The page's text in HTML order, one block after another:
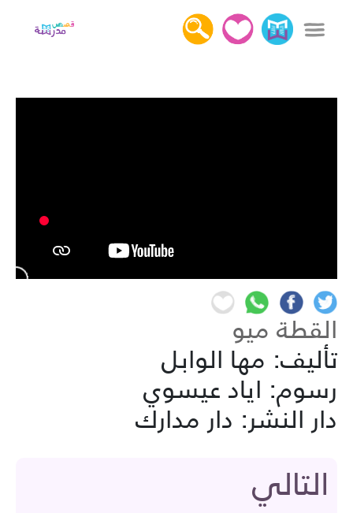
x
التالي
القطة ميو
تأليف: مها الوابل
رسوم: اياد عيسوي
دار النشر: دار مدارك